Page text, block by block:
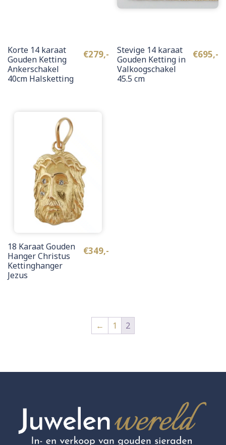
€279,-
Korte 14 karaat
Gouden Ketting
Ankerschakel
40cm Halsketting
€695,-
Stevige 14 karaat
Gouden Ketting in
Valkoogschakel
45.5 cm
€349,-
18 Karaat Gouden
Hanger Christus
Kettinghanger
Jezus
← 1 2